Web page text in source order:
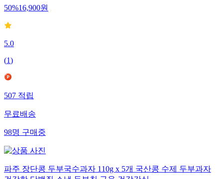
50%16,900원
5.0
(1)
507적립
무료배송
98명구매중
파주 장단콩 두부국수과자 110g x 5개 국산콩 수제 두부과자